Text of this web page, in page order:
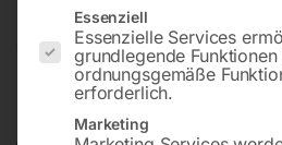
12,00
inkl. MwSt. zzgl.Versandkosten
Lieferzeit: ca. 5 - 10 Werktage
Es folgt eine Liste der Service-
Essenziell
Essenzielle Services
grundlegende
ordnungsgemäße
erforderlich.
Marketing